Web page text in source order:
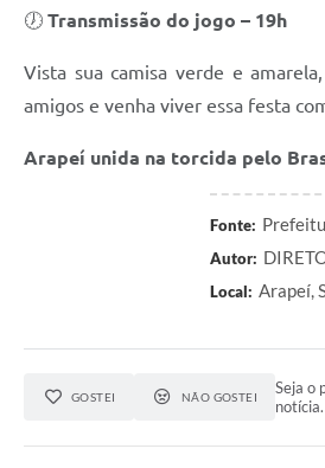
🕖 Transmissão do jogo – 19h
Vista sua camisa verde e
amigos e venha viver essa festa
Arapeí unida na torcida pelo
Fonte:
Autor:
Local: Arapeí,
GOSTEI NÃO GOSTEI
Seja o
notícia.